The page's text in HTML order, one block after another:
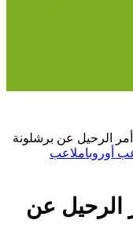
الرحيل عن برشلونة
أوروباملاعب
الرحيل عن